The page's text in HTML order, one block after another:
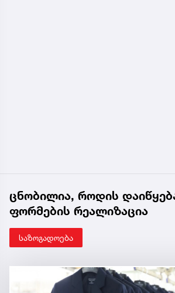
ცნობილია, როდის
ფორმების რეალიზაცია
საზოგადოება